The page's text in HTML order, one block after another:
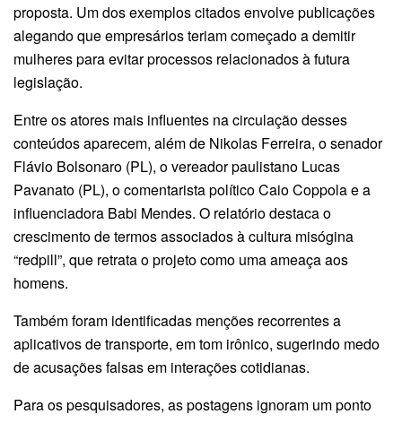
proposta. Um dos exemplos citados envolve publicações
alegando que empresários teriam começado a demitir
mulheres para evitar processos relacionados à futura
legislação.
Entre os atores mais influentes na circulação desses
conteúdos aparecem, além de Nikolas Ferreira, o senador
Flávio Bolsonaro (PL), o vereador paulistano Lucas
Pavanato (PL), o comentarista político Caio Coppola e a
influenciadora Babi Mendes. O relatório destaca o
crescimento de termos associados à cultura misógina
“redpill”, que retrata o projeto como uma ameaça aos
homens.
Também foram identificadas menções recorrentes a
aplicativos de transporte, em tom irônico, sugerindo medo
de acusações falsas em interações cotidianas.
Para os pesquisadores, as postagens ignoram um ponto